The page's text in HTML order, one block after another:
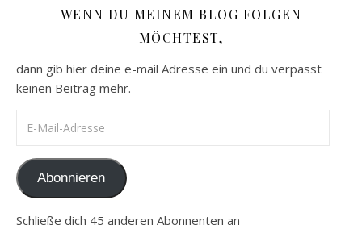
WENN DU MEINEM BLOG FOLGEN
MÖCHTEST,
dann gib hier deine e-mail Adresse ein und du verpasst
keinen Beitrag mehr.
Abonnieren
Schließe dich 45 anderen Abonnenten an